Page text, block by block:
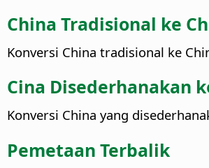
China Tradisional ke
Konversi China tradisional ke
Cina Disederhanakan
Konversi China yang
Pemetaan Terbalik